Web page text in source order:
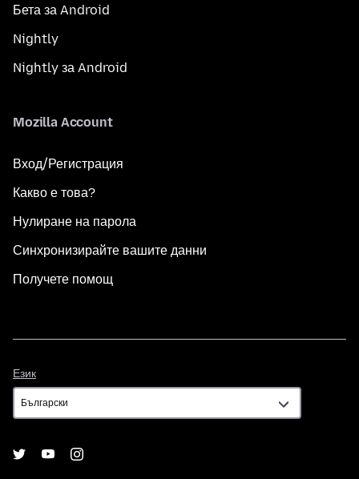
Бета за Android
Nightly
Nightly за Android
Mozilla Account
Вход/Регистрация
Какво е това?
Нулиране на парола
Синхронизирайте вашите данни
Получете помощ
Език